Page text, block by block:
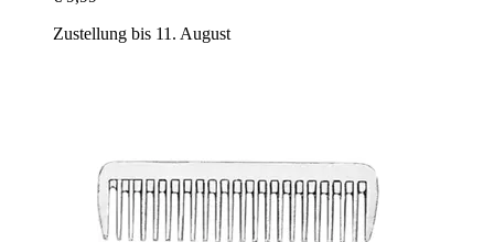
Zustellung bis 11. August